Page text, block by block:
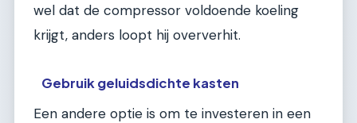
wel dat de compressor voldoende koeling
krijgt, anders loopt hij oververhit.
Gebruik geluidsdichte kasten
Een andere optie is om te investeren in een